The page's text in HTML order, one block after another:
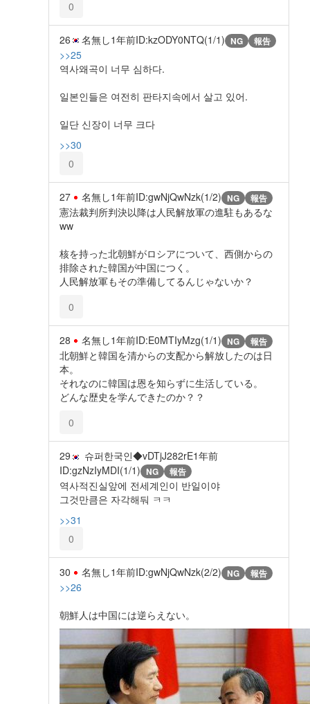
0
26 名無し1年前ID:kzODY0NTQ(1/1) NG 報告
>>25
역사왜곡이 너무 심하다.
일본인들은 여전히 판타지속에서 살고 있어.
일단 신장이 너무 크다
>>30
0
27 名無し1年前ID:gwNjQwNzk(1/2) NG 報告
憲法裁判所判決以降は人民解放軍の進駐もあるな
ww
核を持った北朝鮮がロシアについて、西側からの
排除された韓国が中国につく。
人民解放軍もその準備してるんじゃないか？
0
28 名無し1年前ID:E0MTIyMzg(1/1) NG 報告
北朝鮮と韓国を清からの支配から解放したのは日
本。
それなのに韓国は恩を知らずに生活している。
どんな歴史を学んできたのか？？
0
29 슈퍼한국인◆vDTjJ282rE1年前
ID:gzNzIyMDI(1/1) NG 報告
역사적진실앞에 전세계인이 반일이야
그것만큼은 자각해둬 ㅋㅋ
>>31
0
30 名無し1年前ID:gwNjQwNzk(2/2) NG 報告
>>26
朝鮮人は中国には逆らえない。